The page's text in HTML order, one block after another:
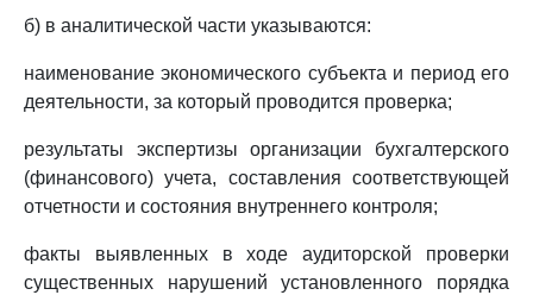
б) в аналитической части указываются:
наименование экономического субъекта и период его
деятельности, за который проводится проверка;
результаты экспертизы организации бухгалтерского
(финансового) учета, составления соответствующей
отчетности и состояния внутреннего контроля;
факты выявленных в ходе аудиторской проверки
существенных нарушений установленного порядка